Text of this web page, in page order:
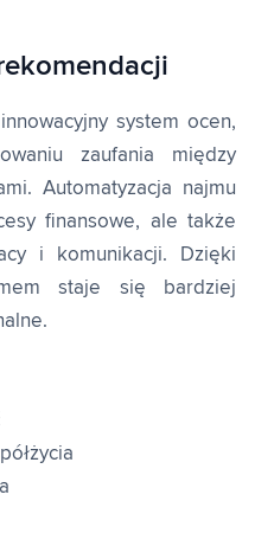
system ocen,
zaufania między
Automatyzacja najmu
finansowe, ale także
i komunikacji. Dzięki
staje się bardziej